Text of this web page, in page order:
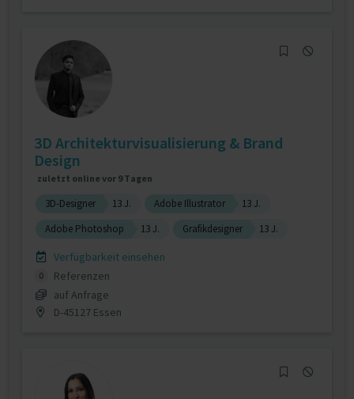
3D Architekturvisualisierung & Brand
Design
zuletzt online vor 9 Tagen
3D-Designer 13 J. Adobe Illustrator
13 J.
Adobe Photoshop
13 J. Grafikdesigner 13 J.
Verfügbarkeit einsehen
0
Referenzen
auf Anfrage
D-45127 Essen